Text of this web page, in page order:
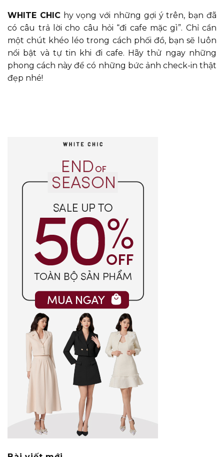
WHITE CHIChy vọng với những gợi ý trên, bạn đã
có câu trả lời cho câu hỏi “đi cafe mặc gì”. Chỉ cần
một chút khéo léo trong cách phối đồ, bạn sẽ luôn
nổi bật và tự tin khi đi cafe. Hãy thử ngay những
phong cách này để có những bức ảnh check-in thật
đẹp nhé!